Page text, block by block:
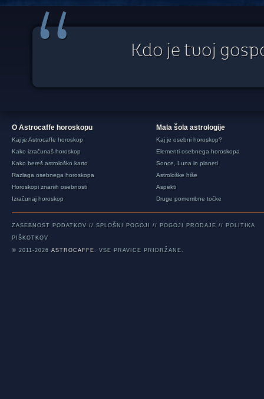
“ Kdo je tvoj
O Astrocaffe horoskopu
Kaj je Astrocaffe horoskop
Kako izračunaš horoskop
Kako bereš astrološko karto
Razlaga osebnega horoskopa
Horoskopi znanih osebnosti
Izračunaj horoskop
Mala šola astrologije
Kaj je osebni horoskop?
Elementi osebnega horoskopa
Sonce, Luna in planeti
Astrološke hiše
Aspekti
Druge pomembne točke
ZASEBNOST PODATKOV // SPLOŠNI POGOJI // POGOJI PRODAJE // POLITIKA
PIŠKOTKOV
© 2011-2026 ASTROCAFFE. VSE PRAVICE PRIDRŽANE.